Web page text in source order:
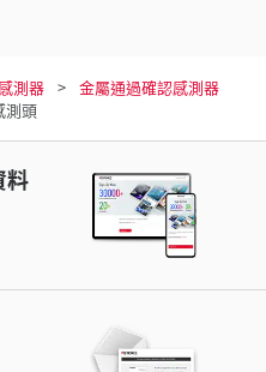
測器
金屬通過確認感測器
測頭
料